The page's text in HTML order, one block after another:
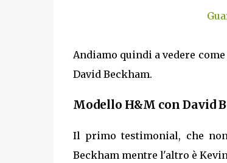
Andiamo quindi a vedere
David Beckham.
Modello H&M con David
Il primo testimonial, che
Beckham mentre l'altro è